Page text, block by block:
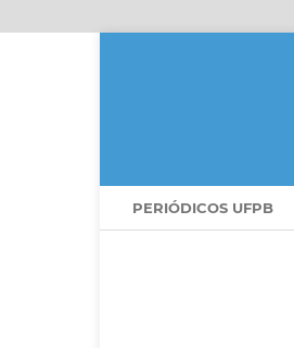
PERIÓDICOS UFPB